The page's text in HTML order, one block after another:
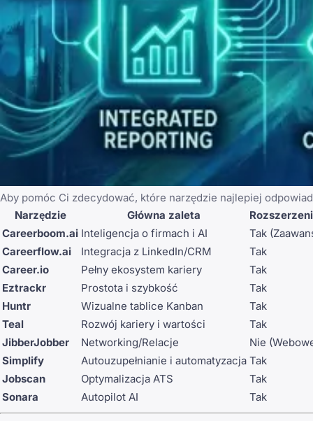
Aby pomóc Ci zdecydować, które narzędzie najlepiej
Narzędzie
Główna zaleta
Careerboom.ai Inteligencja o firmach i AI
Tak
Careerflow.ai
Integracja z LinkedIn/CRM
Tak
Career.io
Pełny ekosystem kariery
Tak
Eztrackr
Prostota i szybkość
Tak
Huntr
Wizualne tablice Kanban
Tak
Teal
Rozwój kariery i wartości
Tak
JibberJobber
Networking/Relacje
Nie
Simplify
Autouzupełnianie i automatyzacja Tak
Jobscan
Optymalizacja ATS
Tak
Sonara
Autopilot AI Tak